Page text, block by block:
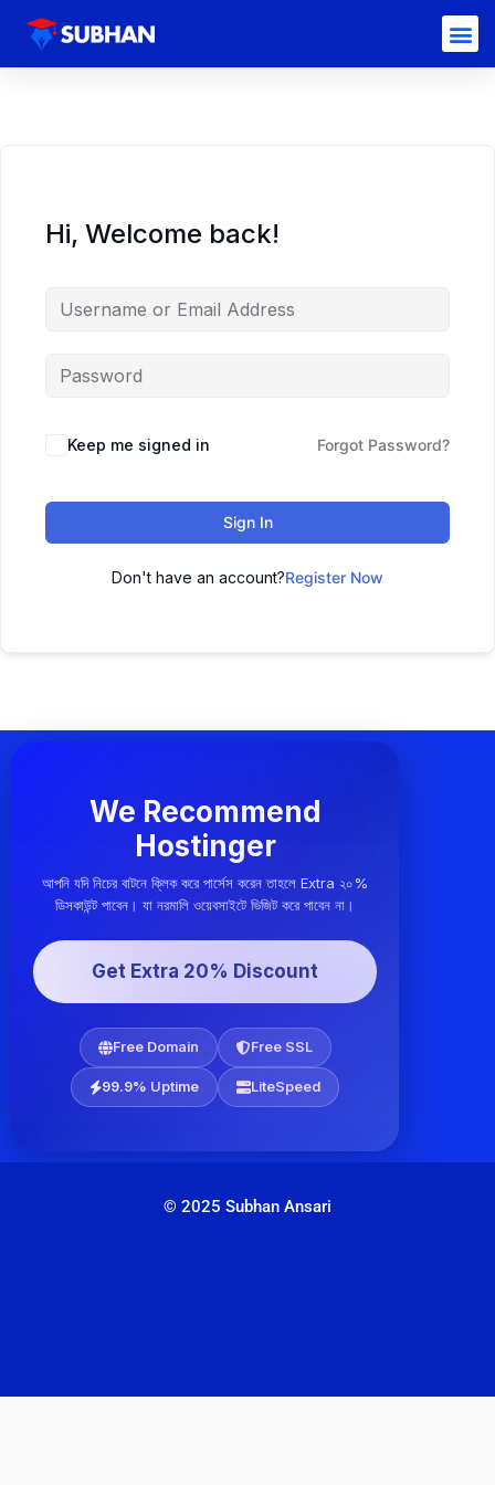
Hi, Welcome back!
Keep me signed in Forgot Password?
Sign In
Don't have an account?Register Now
We Recommend
Hostinger
আপনি যদি নিচের বাটনে ক্লিক করে পার্সেস করেন তাহলে Extra ২০%
ডিসকাউন্ট পাবেন। যা নরমালি ওয়েবসাইটে ভিজিট করে পাবেন না।
Get Extra 20% Discount
Free Domain Free SSL
99.9% Uptime LiteSpeed
© 2025 Subhan Ansari